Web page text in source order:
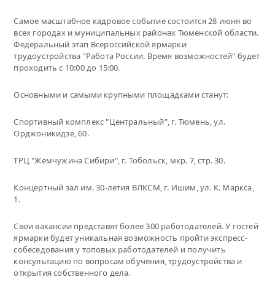
Самое масштабное кадровое событие состоится 28 июня во
всех городах и муниципальных районах Тюменской области.
Федеральный этап Всероссийской ярмарки
трудоустройства "Работа России. Время возможностей" будет
проходить с 10:00 до 15:00.
Основными и самыми крупными площадками станут:
Спортивный комплекс "Центральный", г. Тюмень, ул.
Орджоникидзе, 60.
ТРЦ "Жемчужина Сибири", г. Тобольск, мкр. 7, стр. 30.
Концертный зал им. 30-летия ВЛКСМ, г. Ишим, ул. К. Маркса,
1.
Свои вакансии представят более 300 работодателей. У гостей
ярмарки будет уникальная возможность пройти экспресс-
собеседования у топовых работодателей и получить
консультацию по вопросам обучения, трудоустройства и
открытия собственного дела.